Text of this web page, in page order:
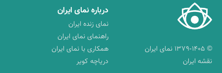
© ۱۳۷۹-۱۴۰۵ نمای ایران
نقشه ایران
درباره نمای ایران
نمای زنده ایران
راهنمای نمای ایران
همکاری با نمای ایران
دریاچه کویر